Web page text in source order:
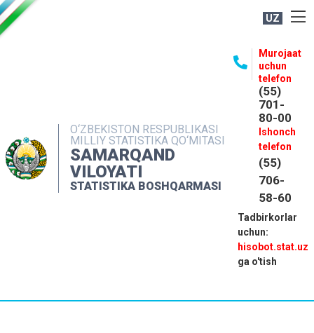
UZ
O‘ZBEKISTON RESPUBLIKASI
MILLIY STATISTIKA QO‘MITASI
SAMARQAND
VILOYATI
STATISTIKA BOSHQARMASI
Murojaat
uchun
telefon
(55)
701-
80-00
Ishonch
telefon
(55)
706-
58-60
Tadbirkorlar
uchun:
hisobot.stat.uz
ga o'tish
MATBUOT XIZMATI
MUROJAATLAR
KONTAKTLAR